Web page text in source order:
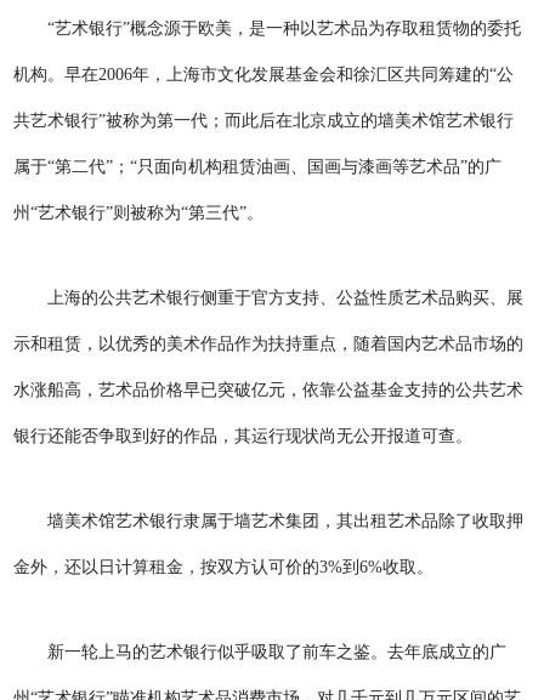
“艺术银行”概念源于欧美，是一种以艺术品为存取租赁物的委托
机构。早在2006年，上海市文化发展基金会和徐汇区共同筹建的“公
共艺术银行”被称为第一代；而此后在北京成立的墙美术馆艺术银行
属于“第二代”；“只面向机构租赁油画、国画与漆画等艺术品”的广
州“艺术银行”则被称为“第三代”。
上海的公共艺术银行侧重于官方支持、公益性质艺术品购买、展
示和租赁，以优秀的美术作品作为扶持重点，随着国内艺术品市场的
水涨船高，艺术品价格早已突破亿元，依靠公益基金支持的公共艺术
银行还能否争取到好的作品，其运行现状尚无公开报道可查。
墙美术馆艺术银行隶属于墙艺术集团，其出租艺术品除了收取押
金外，还以日计算租金，按双方认可价的3%到6%收取。
新一轮上马的艺术银行似乎吸取了前车之鉴。去年底成立的广